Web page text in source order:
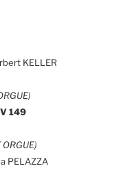
KELLER
149
ORGUE)
PELAZZA